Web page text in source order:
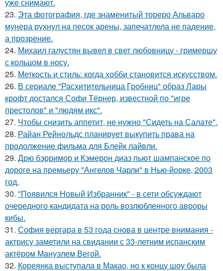
23. Эта фотография, где знаменитый тореро Альваро
мунера рухнул на песок арены, запечатлела не падение,
а прозрение.
24. Михаил галустян вывел в свет любовницу - гримершу
с кольцом в носу.
25. Меткость и стиль: когда хобби становится искусством.
26. В сериале "Расхитительница Гробниц" образ Лары
крофт достался Софи Тёрнер, известной по "игре
престолов" и "людям икс".
27. Чтобы снизить аппетит, не нужно "Сидеть на Салате".
28. Райан Рейнольдс планирует выкупить права на
продолжение фильма для Блейк лайвли.
29. Дрю бэрримор и Кэмерон диаз пьют шампанское по
дороге на премьеру "Ангелов Чарли" в Нью-йорке, 2003
год.
30. "Появился Новый Избранник" - в сети обсуждают
очередного кандидата на роль возлюбленного авроры
кибы.
31. София вергара в 53 года снова в центре внимания -
актрису заметили на свидании с 33-летним испанским
актёром Мануэлем Вегой.
32. Кореянка выступала в Макао, но к концу шоу была